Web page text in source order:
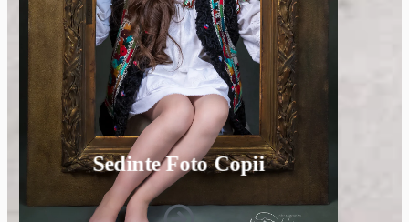
Sedinte Foto Copii
intr-un mod creativ.
Vezi Galeria Foto